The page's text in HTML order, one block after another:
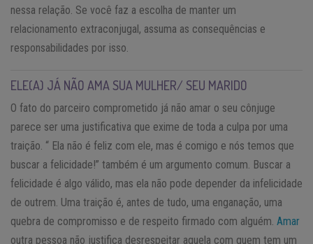
nessa relação. Se você faz a escolha de manter um
relacionamento extraconjugal, assuma as consequências e
responsabilidades por isso.
ELE(A) JÁ NÃO AMA SUA MULHER/ SEU MARIDO
O fato do parceiro comprometido já não amar o seu cônjuge
parece ser uma justificativa que exime de toda a culpa por uma
traição. “ Ela não é feliz com ele, mas é comigo e nós temos que
buscar a felicidade!” também é um argumento comum. Buscar a
felicidade é algo válido, mas ela não pode depender da infelicidade
de outrem. Uma traição é, antes de tudo, uma enganação, uma
quebra de compromisso e de respeito firmado com alguém. Amar
outra pessoa não justifica desrespeitar aquela com quem tem um